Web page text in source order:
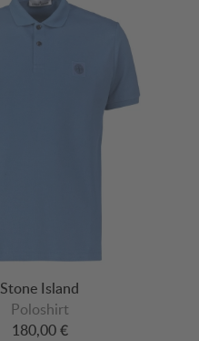
Stone Island
Poloshirt
180,00 €